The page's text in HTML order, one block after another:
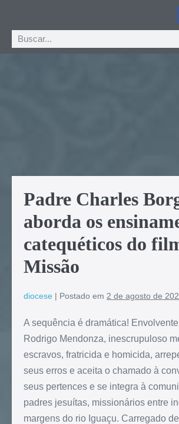
Padre Charles
aborda os
catequéticos do
Missão
diocese | Postado em 2 de agosto de
A sequência é dramática!
Rodrigo Mendonza, inescrupuloso
escravos, fratricida e homicida,
seus erros e aceita o chamado à
seus pertences e se integra à
padres jesuítas, missionários entre
margens do rio Iguaçu. Carregado